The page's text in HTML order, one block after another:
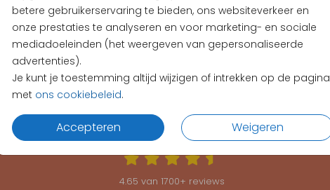
betere gebruikerservaring te bieden, ons websiteverkeer en
onze prestaties te analyseren en voor marketing- en sociale
mediadoeleinden (het weergeven van gepersonaliseerde
advertenties).
Je kunt je toestemming altijd wijzigen of intrekken op de pagina
met ons cookiebeleid.
Accepteren Weigeren
KLANTEN BEOORDELEN ONS MET EEN4.65
4.65 van 1700+ reviews